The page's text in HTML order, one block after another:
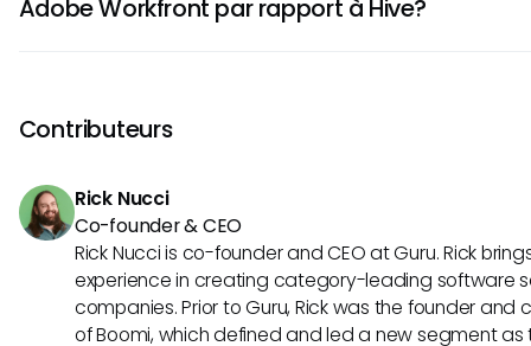
Ruche, quant à elle, se concentre sur la simplicité et la
Adobe Workfront par rapport à Hive?
projets approfondies. En revanche, la Ruche excelle dans
comme les diagrammes Gantt interactifs et les
prendre une décision éclairée en fonction de vos besoins
Contributeurs
Rick Nucci
Co-founder & CEO
Rick Nucci is co-founder and CEO at Guru. Rick
experience in creating category-leading software
companies. Prior to Guru, Rick was the founder
of Boomi, which defined and led a new segment